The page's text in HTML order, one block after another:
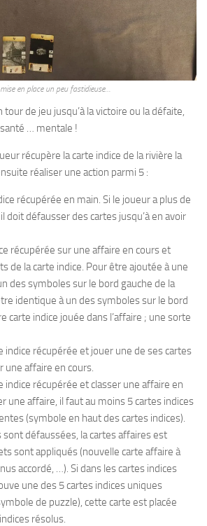
en place un peu fastidieuse…
de jeu jusqu’à la victoire ou la défaite,
… mentale !
récupère la carte indice de la rivière la
réaliser une action parmi 5 :
récupérée en main. Si le joueur a plus de
doit défausser des cartes jusqu’à en avoir
récupérée sur une affaire en cours et
de la carte indice. Pour être ajoutée à une
des symboles sur le bord gauche de la
identique à un des symboles sur le bord
carte indice jouée dans l’affaire ; une sorte
indice récupérée et jouer une de ses cartes
une affaire en cours.
indice récupérée et classer une affaire en
une affaire, il faut au moins 5 cartes indices
(symbole en haut des cartes indices).
sont défaussées, la cartes affaires est
sont appliqués (nouvelle carte affaire à
accordé, …). Si dans les cartes indices
une des 5 cartes indices uniques
de puzzle), cette carte est placée
résolus.